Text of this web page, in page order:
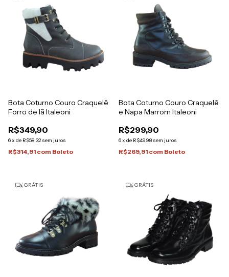
Bota Coturno Couro Craquelê
Forro de lã Italeoni
R$349,90
6x de R$58,32 sem juros
R$314,91 com Boleto
Bota Coturno Couro Craquelê
e Napa Marrom Italeoni
R$299,90
6x de R$49,98 sem juros
R$269,91 com Boleto
GRÁTIS GRÁTIS